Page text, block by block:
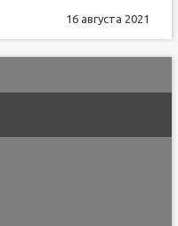
16 августа 2021